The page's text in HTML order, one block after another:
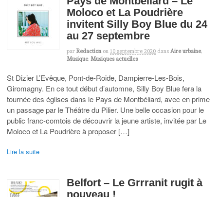
Moloco et La Poudrière
invitent Silly Boy Blue du 24
au 27 septembre
par Redaction on 10 septembre 2020 dans Aire urbaine,
Musique, Musiques actuelles
St Dizier L’Evêque, Pont-de-Roide, Dampierre-Les-Bois,
Giromagny. En ce tout début d’automne, Silly Boy Blue fera la
tournée des églises dans le Pays de Montbéliard, avec en prime
un passage par le Théâtre du Pilier. Une belle occasion pour le
public franc-comtois de découvrir la jeune artiste, invitée par Le
Moloco et La Poudrière à proposer […]
Lire la suite
Belfort – Le Grrranit rugit à
nouveau !